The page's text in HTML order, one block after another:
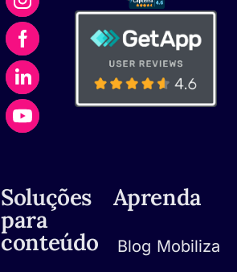
Soluções
para
conteúdo
Aprenda
Blog Mobiliza